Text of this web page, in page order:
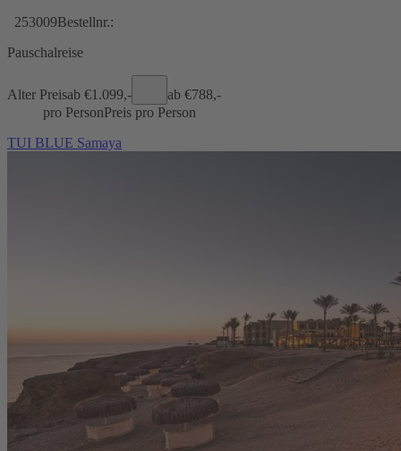
253009Bestellnr.:
Pauschalreise
Alter Preisab €1.099,- ab €788,-
pro PersonPreis pro Person
TUI BLUE Samaya